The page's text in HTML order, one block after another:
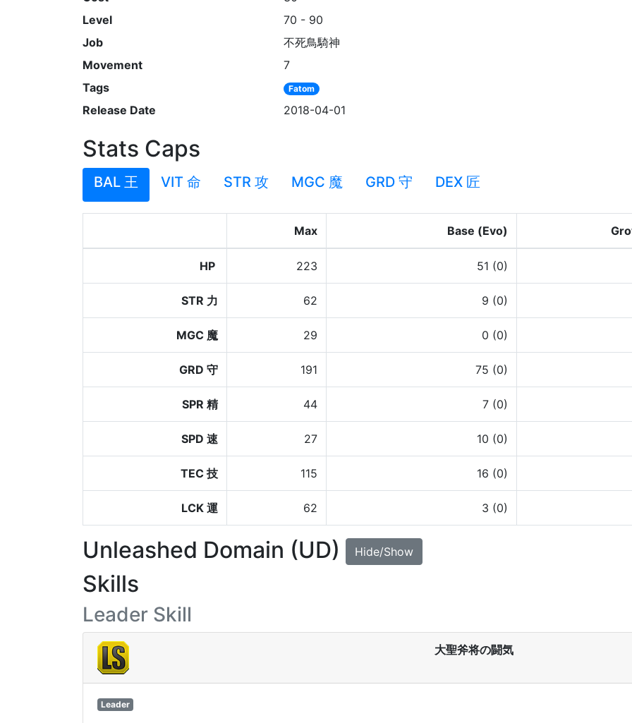
Level
70 - 90
Job
不死鳥騎神
Movement
7
Tags
Fatom
Release Date 2018-04-01
Stats Caps
BAL 王 VIT 命 STR 攻 MGC 魔 GRD 守 DEX 匠
Max Base (Evo)
HP 223 51 (0)
STR 力 62 9 (0)
MGC 魔 29 0 (0)
GRD 守 191 75 (0)
SPR 精 44 7 (0)
SPD 速 27 10 (0)
TEC 技 115 16 (0)
LCK 運 62 3 (0)
Unleashed Domain (UD) Hide/Show
Skills
Leader Skill
大聖斧将の闘気
Leader